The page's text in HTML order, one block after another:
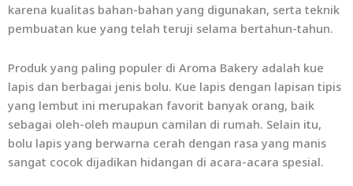
karena kualitas bahan-bahan yang digunakan, serta teknik
pembuatan kue yang telah teruji selama bertahun-tahun.
Produk yang paling populer di Aroma Bakery adalah kue
lapis dan berbagai jenis bolu. Kue lapis dengan lapisan tipis
yang lembut ini merupakan favorit banyak orang, baik
sebagai oleh-oleh maupun camilan di rumah. Selain itu,
bolu lapis yang berwarna cerah dengan rasa yang manis
sangat cocok dijadikan hidangan di acara-acara spesial.